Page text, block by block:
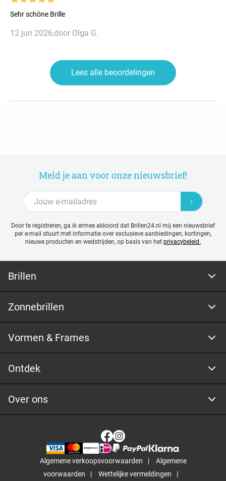
Sehr schöne Brille
12 jun 2026,door Olga G.
Lees alle beoordelingen
Meld je aan voor onze nieuwsbrief!
Door te registreren, ga ik ermee akkoord dat Brillen24.nl mij een nieuwsbrief
per e-mail stuurt met informatie over exclusieve aanbiedingen, kortingen,
nieuwe producten en wedstrijden, op basis van het privacybeleid.
Brillen
Zonnebrillen
Vormen & Frames
Ontdek
Over ons
Algemene verkoopsvoorwaarden
Algemene
voorwaarden
Wettelijke vermeldingen